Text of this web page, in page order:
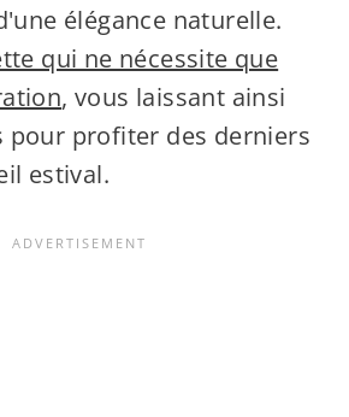
élégance naturelle.
qui ne nécessite que
, vous laissant ainsi
pour profiter des derniers
estival.